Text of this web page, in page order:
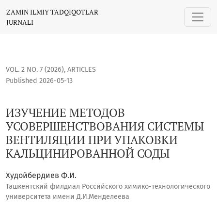
ИЗУЧЕНИЕ МЕТОДОВ УСОВЕРШЕНСТВОВАНИЯ СИСТЕМЫ
ZAMIN ILMIY TADQIQOTLAR
JURNALI
VOL. 2 NO. 7 (2026), ARTICLES
ИЗУЧЕНИЕ МЕТОДОВ
УСОВЕРШЕНСТВОВАНИЯ СИСТЕМЫ
ВЕНТИЛЯЦИИ ПРИ УПАКОВКИ
КАЛЬЦИНИРОВАННОЙ СОДЫ
Published 2026-05-13
Худойбердиев Ф.И.
Ташкентский филдиал Российского химико-технологического
университета имени Д.И.Менделеева